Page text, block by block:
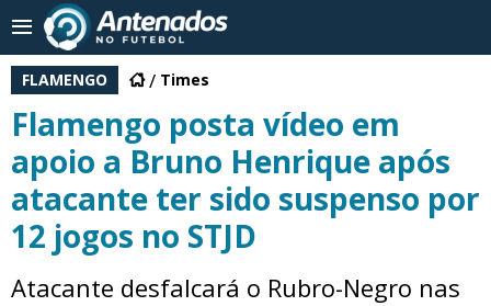
FLAMENGO Times
Flamengo posta vídeo em
apoio a Bruno Henrique após
atacante ter sido suspenso por
12 jogos no STJD
Atacante desfalcará o Rubro-Negro nas